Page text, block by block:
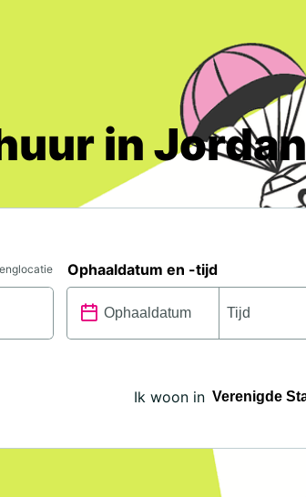
in Jordan
Ophaaldatum en -tijd
Ik woon in